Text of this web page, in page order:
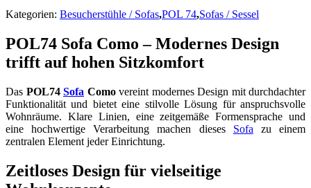
Kategorien: Besucherstühle / Sofas,POL 74,Sofas / Sessel
POL74 Sofa Como – Modernes Design
trifft auf hohen Sitzkomfort
Das POL74 Sofa Comovereint modernes Design mit durchdachter
Funktionalität und bietet eine stilvolle Lösung für anspruchsvolle
Wohnräume. Klare Linien, eine zeitgemäße Formensprache und
eine hochwertige Verarbeitung machen dieses Sofa zu einem
zentralen Element jeder Einrichtung.
Zeitloses Design für vielseitige